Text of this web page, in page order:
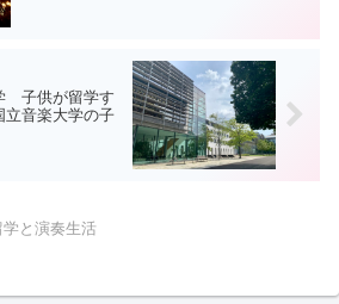
子供が留学す
音楽大学の子
と演奏生活